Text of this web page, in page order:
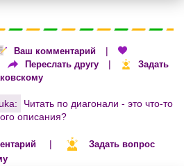
Ваш комментарий |
Переслать другу |
Задать
Читать по диагонали - это что-то
описания?
|
Задать вопрос